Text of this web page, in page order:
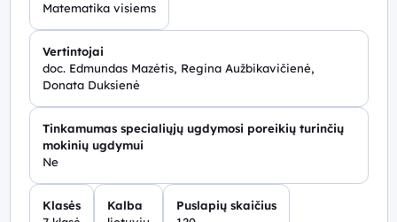
Matematika visiems
Vertintojai
doc. Edmundas Mazėtis, Regina Aužbikavičienė,
Donata Duksienė
Tinkamumas specialiųjų ugdymosi poreikių turinčių
mokinių ugdymui
Ne
Klasės
Kalba
Puslapių skaičius